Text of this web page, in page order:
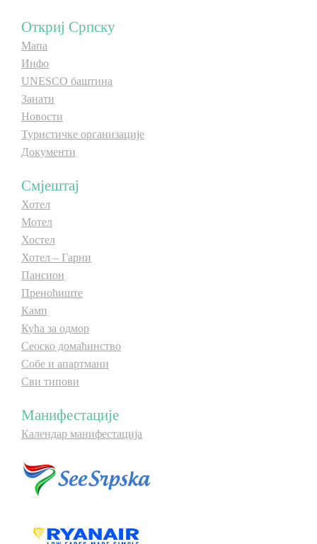
Откриј Српску
Мапа
Инфо
UNESCO баштина
Занати
Новости
Туристичке организације
Документи
Смјештај
Хотел
Мотел
Хостел
Хотел – Гарни
Пансион
Преноћиште
Камп
Кућа за одмор
Сеоско домаћинство
Собе и апартмани
Сви типови
Манифестације
Календар манифестација